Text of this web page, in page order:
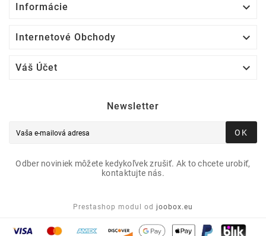
Informácie 
Internetové Obchody 
Váš Účet 
Newsletter
OK
Odber noviniek môžete kedykoľvek zrušiť. Ak to chcete urobiť,
kontaktujte nás.
Prestashop modul od joobox.eu